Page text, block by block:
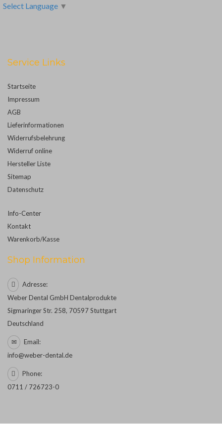
Select Language ▼
Service Links
Startseite
Impressum
AGB
Lieferinformationen
Widerrufsbelehrung
Widerruf online
Hersteller Liste
Sitemap
Datenschutz
Info-Center
Kontakt
Warenkorb/Kasse
Shop Information
Adresse:
Weber Dental GmbH Dentalprodukte
Sigmaringer Str. 258, 70597 Stuttgart
Deutschland
Email:
info@weber-dental.de
Phone:
0711 / 726723-0